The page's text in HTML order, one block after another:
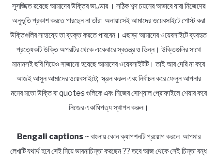
সুসজ্জিত রয়েছে আমাদের উক্তির ভাণ্ডার । সঠিক শব্দ চয়নের অভাবে যারা নিজেদের
অনুভূতি প্রকাশ করতে পারছেন না তাঁরা অনায়াসেই আমাদের ওয়েবসাইটে পোস্ট করা
উক্তিগুলির সাহায্যে তা ব্যক্ত করতে পারবেন। এছাড়া আমাদের ওয়েবসাইটে ব্যবহৃত
প্রত্যেকটি উক্তি অপরটির থেকে একেবারে স্বতন্ত্র ও ভিন্ন। উক্তিগুলির সাথে
মানানসই ছবি দিয়েও সাজানো হয়েছে আমাদের ওয়েবসাইটটি। তাই আর দেরি না করে
আজই আসুন আমাদের ওয়েবসাইটে; স্ক্রল করুন এবং নির্বাচন করে ফেলুন আপনার
মনের মতো উক্তি বা quotes গুলিকে এবং নিজের সোশ্যাল প্রোফাইলে শেয়ার করে
নিজের একাধিপত্য স্থাপন করুন।
Bengali captions~ বাংলায় কোন ক্যাপশনটি প্রয়োগ করলে আপমার
লেখাটি যথার্থ হবে সেই নিয়ে ভাবনাচিন্তা করছেন ?? তবে আজ থেকে সেই চিন্তা বন্ধ